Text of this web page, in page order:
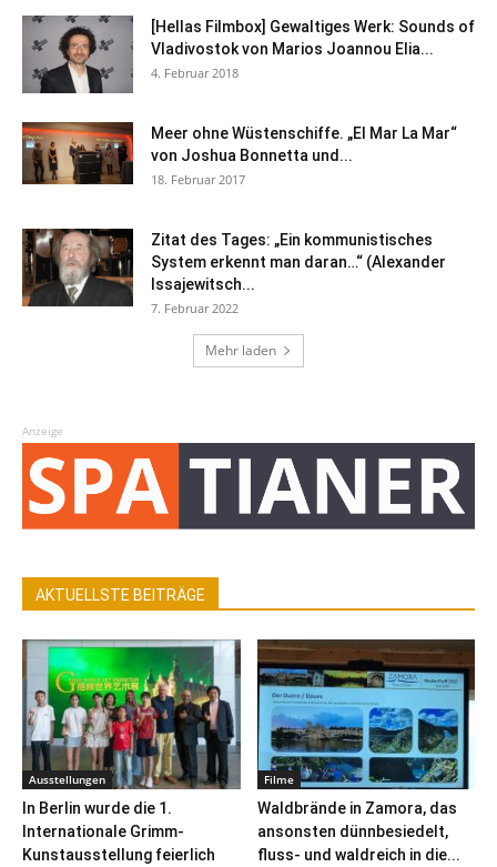
[Hellas Filmbox] Gewaltiges Werk: Sounds of
Vladivostok von Marios Joannou Elia...
4. Februar 2018
Meer ohne Wüstenschiffe. „El Mar La Mar“
von Joshua Bonnetta und...
18. Februar 2017
Zitat des Tages: „Ein kommunistisches
System erkennt man daran…“ (Alexander
Issajewitsch...
7. Februar 2022
Mehr laden
Anzeige
AKTUELLSTE BEITRÄGE
Ausstellungen
In Berlin wurde die 1.
Internationale Grimm-
Kunstausstellung feierlich
Filme
Waldbrände in Zamora, das
ansonsten dünnbesiedelt,
fluss- und waldreich in die...